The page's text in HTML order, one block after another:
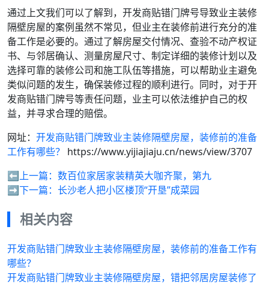
通过上文我们可以了解到，开发商贴错门牌号导致业主装修
隔壁房屋的案例虽然不常见，但业主在装修前进行充分的准
备工作是必要的。通过了解房屋交付情况、查验不动产权证
书、与邻居确认、测量房屋尺寸、制定详细的装修计划以及
选择可靠的装修公司和施工队伍等措施，可以帮助业主避免
类似问题的发生，确保装修过程的顺利进行。同时，对于开
发商贴错门牌号等责任问题，业主可以依法维护自己的权
益，并寻求合理的赔偿。
网址： 开发商贴错门牌致业主装修隔壁房屋，装修前的准备
工作有哪些？ https://www.yijiajiaju.cn/news/view/3707
⬅️上一篇： 数百位家居家装精英大咖齐聚，第九
➡️下一篇： 长沙老人把小区楼顶“开垦”成菜园
相关内容
开发商贴错门牌致业主装修隔壁房屋，装修前的准备工作有
哪些？
开发商贴错门牌致业主装修隔壁房屋，错把邻居房屋装修了